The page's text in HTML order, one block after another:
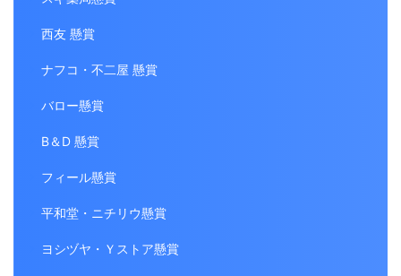
西友 懸賞
ナフコ・不二屋 懸賞
バロー懸賞
B＆D 懸賞
フィール懸賞
平和堂・ニチリウ懸賞
ヨシヅヤ・Ｙストア懸賞